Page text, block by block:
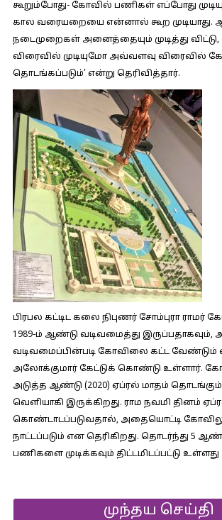
கூறும்போது- கோவில் பணிகள் எப்போது
கால வரையறையை என்னால் கூற முடியாது.
நடைமுறைகள் அனைத்தையும் முடித்து
விரைவில் முடியுமோ அவ்வளவு விரைவில்
தொடங்கப்படும்’ என்று தெரிவித்தார்.
பிரபல கட்டிட கலை நிபுணர் சோம்புரா ராமர்
1989-ம் ஆண்டு வடிவமைத்து இருப்பதாகவும்,
வடிவமைப்பின்படி கோவிலை கட்ட வேண்டும்
அலோக்குமார் கேட்டுக் கொண்டு உள்ளார்.
அடுத்த ஆண்டு (2020) ஏப்ரல் மாதம்
வெளியாகி இருக்கிறது. ராம நவமி தினம்
கொண்டாடப்படுவதால், அதையொட்டி
நாட்டப்படும் என தெரிகிறது. தொடர்ந்து 5
பணிகளை முடிக்கவும் திட்டமிடப்பட்டு உள்ளது
முந்தய செய்தி